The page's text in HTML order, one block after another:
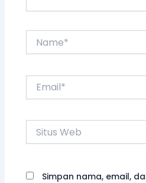
Situs
Web
Simpan nama, email,